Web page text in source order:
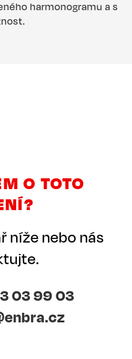
harmonogramu a s
O TOTO
níže nebo nás
03 99 03